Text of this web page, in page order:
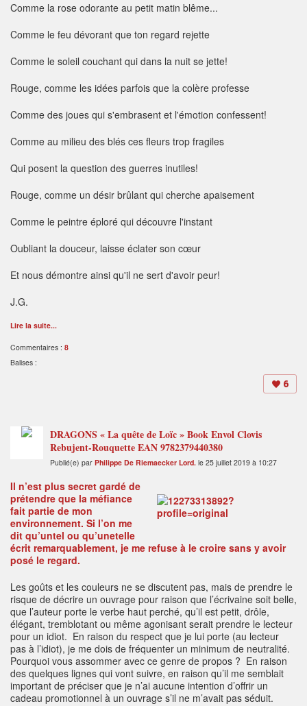
Comme la rose odorante au petit matin blême...
Comme le feu dévorant que ton regard rejette
Comme le soleil couchant qui dans la nuit se jette!
Rouge, comme les idées parfois que la colère professe
Comme des joues qui s'embrasent et l'émotion confessent!
Comme au milieu des blés ces fleurs trop fragiles
Qui posent la question des guerres inutiles!
Rouge, comme un désir brûlant qui cherche apaisement
Comme le peintre éploré qui découvre l'instant
Oubliant la douceur, laisse éclater son cœur
Et nous démontre ainsi qu'il ne sert d'avoir peur!
J.G.
Lire la suite...
Commentaires : 8
Balises :
6
DRAGONS « La quête de Loïc » Book Envol Clovis
Rebujent-Rouquette EAN 9782379440380
Publié(e) par Philippe De Riemaecker Lord. le 25 juillet 2019 à 10:27
Il n’est plus secret gardé de
prétendre que la méfiance
fait partie de mon
environnement. Si l’on me
dit qu’untel ou qu’unetelle
écrit remarquablement, je me refuse à le croire sans y avoir
posé le regard.
Les goûts et les couleurs ne se discutent pas, mais de prendre le
risque de décrire un ouvrage pour raison que l’écrivaine soit belle,
que l’auteur porte le verbe haut perché, qu’il est petit, drôle,
élégant, tremblotant ou même agonisant serait prendre le lecteur
pour un idiot. En raison du respect que je lui porte (au lecteur
pas à l’idiot), je me dois de fréquenter un minimum de neutralité.
Pourquoi vous assommer avec ce genre de propos ? En raison
des quelques lignes qui vont suivre, en raison qu’il me semblait
important de préciser que je n’ai aucune intention d’offrir un
cadeau promotionnel à un ouvrage s’il ne m’avait pas séduit.